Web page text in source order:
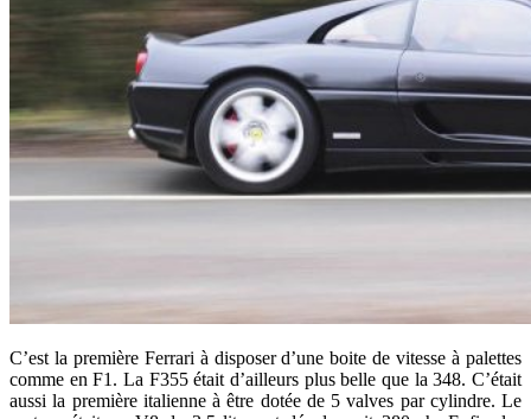
C’est la première Ferrari à disposer d’une boite de vitesse à palettes
comme en F1. La F355 était d’ailleurs plus belle que la 348. C’était
aussi la première italienne à être dotée de 5 valves par cylindre. Le